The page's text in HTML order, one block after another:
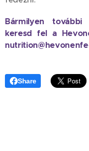
Bármilyen
keresd fel a
Share